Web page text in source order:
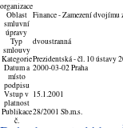
organizace
Oblast
smluvní
úpravy
Finance - Zamezení dvojímu
Typ
smlouvy
dvoustranná
KategoriePrezidentská - čl. 10 ústavy
Datum a
místo
podpisu
2000-03-02 Praha
Vstup v
platnost
15.1.2001
Publikace
č.
28/2001 Sb.m.s.